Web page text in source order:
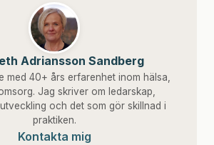
Adriansson Sandberg
med 40+ års erfarenhet inom hälsa,
Jag skriver om ledarskap,
och det som gör skillnad i
praktiken.
Kontakta mig